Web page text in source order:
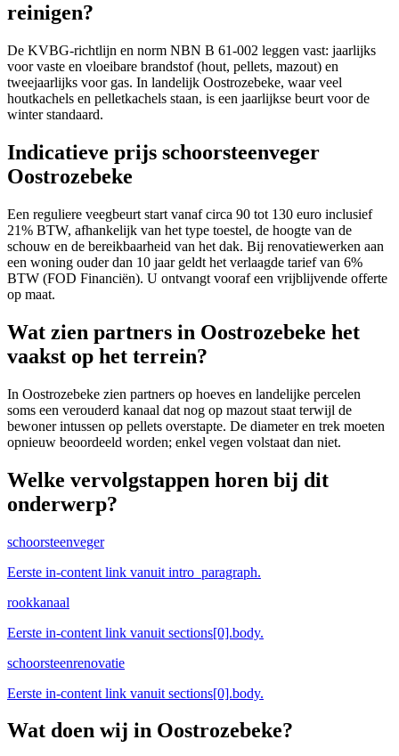
reinigen?
De KVBG-richtlijn en norm NBN B 61-002 leggen vast: jaarlijks
voor vaste en vloeibare brandstof (hout, pellets, mazout) en
tweejaarlijks voor gas. In landelijk Oostrozebeke, waar veel
houtkachels en pelletkachels staan, is een jaarlijkse beurt voor de
winter standaard.
Indicatieve prijs schoorsteenveger
Oostrozebeke
Een reguliere veegbeurt start vanaf circa 90 tot 130 euro inclusief
21% BTW, afhankelijk van het type toestel, de hoogte van de
schouw en de bereikbaarheid van het dak. Bij renovatiewerken aan
een woning ouder dan 10 jaar geldt het verlaagde tarief van 6%
BTW (FOD Financiën). U ontvangt vooraf een vrijblijvende offerte
op maat.
Wat zien partners in Oostrozebeke het
vaakst op het terrein?
In Oostrozebeke zien partners op hoeves en landelijke percelen
soms een verouderd kanaal dat nog op mazout staat terwijl de
bewoner intussen op pellets overstapte. De diameter en trek moeten
opnieuw beoordeeld worden; enkel vegen volstaat dan niet.
Welke vervolgstappen horen bij dit
onderwerp?
schoorsteenveger
Eerste in-content link vanuit intro_paragraph.
rookkanaal
Eerste in-content link vanuit sections[0].body.
schoorsteenrenovatie
Eerste in-content link vanuit sections[0].body.
Wat doen wij in Oostrozebeke?